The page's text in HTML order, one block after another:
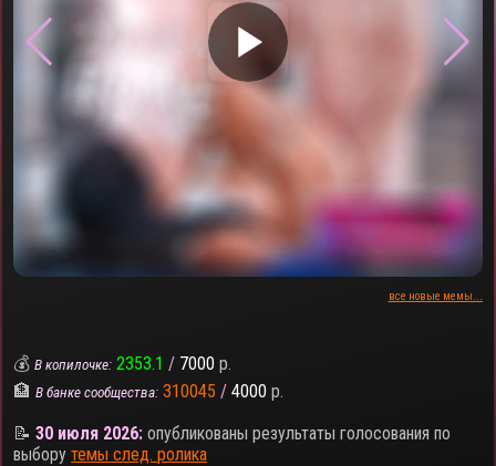
▶
все новые мемы...
💰В копилочке: 2353.1 / 7000 р.
🏦В банке сообщества: 310045 / 4000 р.
📝30 июля 2026: опубликованы результаты голосования по
выборутемы след. ролика